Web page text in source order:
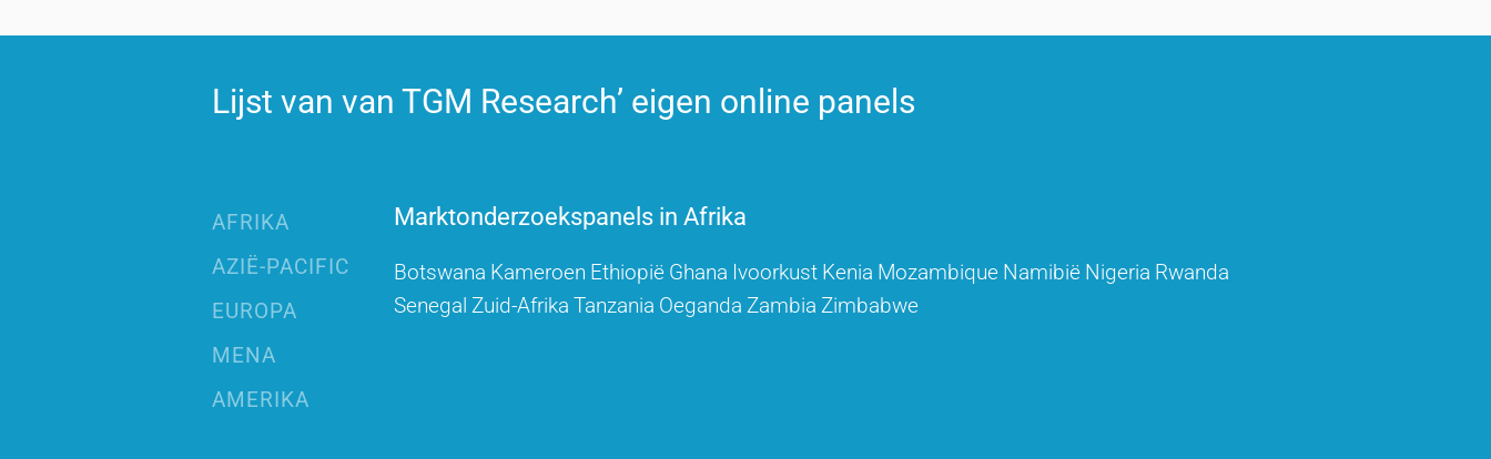
Lijst van van TGM Research’ eigen online panels
AFRIKA
AZIË-PACIFIC
EUROPA
MENA
AMERIKA
Marktonderzoekspanels in Afrika
Botswana Kameroen Ethiopië Ghana Ivoorkust Kenia Mozambique Namibië Nigeria Rwanda
Senegal Zuid-Afrika Tanzania Oeganda Zambia Zimbabwe